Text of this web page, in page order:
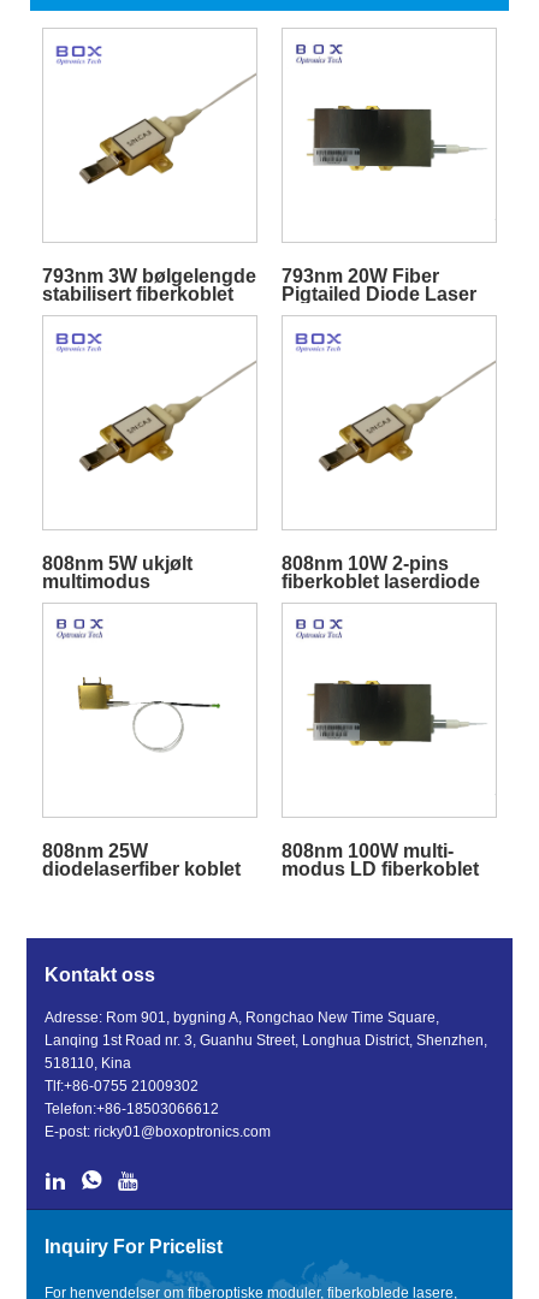
793nm 3W bølgelengde
stabilisert fiberkoblet
pumpelaserdiode
793nm 20W Fiber
Pigtailed Diode Laser
med høy lysstyrke
808nm 5W ukjølt
multimodus
laserdiodemodul
808nm 10W 2-pins
fiberkoblet laserdiode
808nm 25W
diodelaserfiber koblet
808nm 100W multi-
modus LD fiberkoblet
Kontakt oss
Adresse: Rom 901, bygning A, Rongchao New Time Square,
Lanqing 1st Road nr. 3, Guanhu Street, Longhua District, Shenzhen,
518110, Kina
Tlf:+86-0755 21009302
Telefon:+86-18503066612
E-post:ricky01@boxoptronics.com
Inquiry For Pricelist
For henvendelser om fiberoptiske moduler, fiberkoblede lasere,